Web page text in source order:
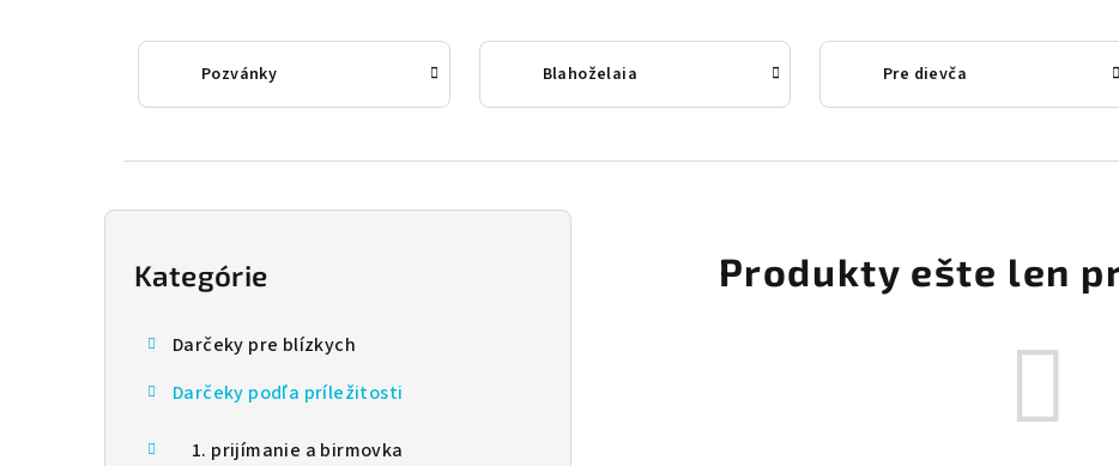
Pozvánky Blahoželaia Pre dievča
B
Preskočiť
kategórie
Kategórie
Darčeky pre blízkych
Darčeky podľa príležitosti
1. prijímanie a birmovka
Produkty ešte len